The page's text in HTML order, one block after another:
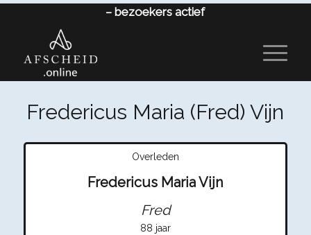
– bezoekers actief
Fredericus Maria (Fred) Vijn
Overleden
Fredericus Maria Vijn
Fred
88 jaar